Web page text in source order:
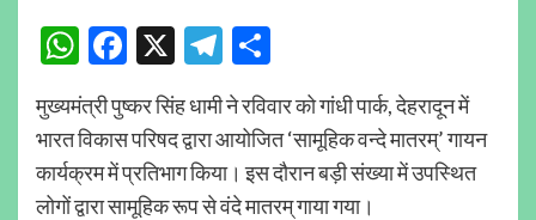
WhatsApp
Facebook
X Telegram
मुख्यमंत्री पुष्कर सिंह धामी ने रविवार को गांधी पार्क, देहरादून में
भारत विकास परिषद द्वारा आयोजित ‘सामूहिक वन्दे मातरम्’ गायन
कार्यक्रम में प्रतिभाग किया। इस दौरान बड़ी संख्या में उपस्थित
लोगों द्वारा सामूहिक रूप से वंदे मातरम् गाया गया।